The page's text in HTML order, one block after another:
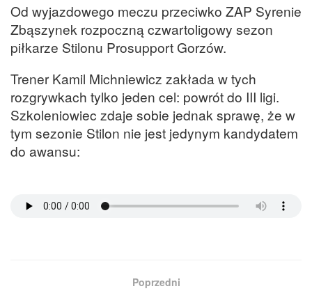
Od wyjazdowego meczu przeciwko ZAP Syrenie
Zbąszynek rozpoczną czwartoligowy sezon
piłkarze Stilonu Prosupport Gorzów.
Trener Kamil Michniewicz zakłada w tych
rozgrywkach tylko jeden cel: powrót do III ligi.
Szkoleniowiec zdaje sobie jednak sprawę, że w
tym sezonie Stilon nie jest jedynym kandydatem
do awansu:
Poprzedni